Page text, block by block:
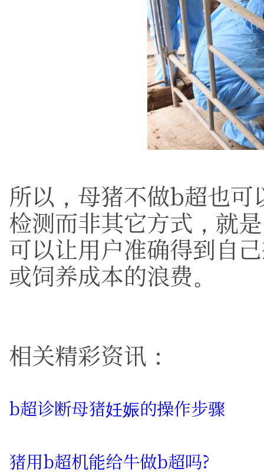
所以，母猪不做b超也
检测而非其它方式，就
可以让用户准确得到自
或饲养成本的浪费。
相关精彩资讯：
b超诊断母猪妊娠的操作步骤
猪用b超机能给牛做b超吗?